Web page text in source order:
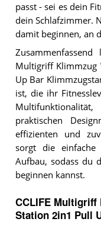
passt - sei es dein
dein Schlafzimmer.
damit beginnen, an
Multigriff Klimmzug
Up Bar
ist, die ihr
praktischen
effizienten und
sorgt die einfache
Aufbau, sodass du
beginnen kannst.
CCLIFE Multigriff
Station 2in1 Pull